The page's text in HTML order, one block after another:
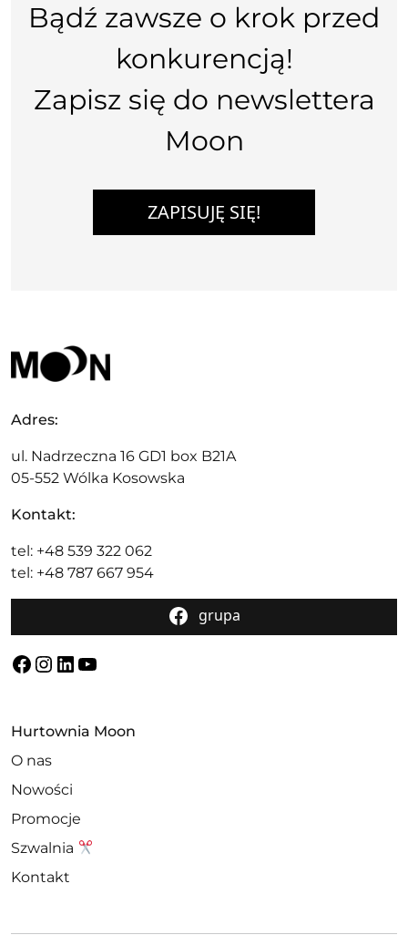
Bądź zawsze o krok przed
konkurencją!
Zapisz się do newslettera
Moon
ZAPISUJĘ SIĘ!
Adres:
ul. Nadrzeczna 16 GD1 box B21A
05-552 Wólka Kosowska
Kontakt:
tel: +48 539 322 062
tel: +48 787 667 954
grupa
Facebook
Instagram
LinkedIn
YouTube
Hurtownia Moon
O nas
Nowości
Promocje
Szwalnia
Kontakt